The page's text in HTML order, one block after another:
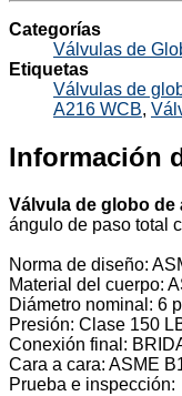
Categorías
Válvulas de
Etiquetas
Válvulas de
A216 WCB,
Información
Válvula de globo de
ángulo de paso total
Norma de diseño:
Material del cuerpo:
Diámetro nominal: 6
Presión: Clase 150
Conexión final:
Cara a cara: ASME
Prueba e inspección: